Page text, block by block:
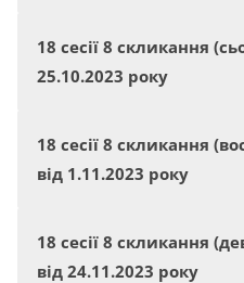
18 сесії 8 скликання
25.10.2023 року
18 сесії 8 скликання
від 1.11.2023 року
18 сесії 8 скликання
від 24.11.2023 року